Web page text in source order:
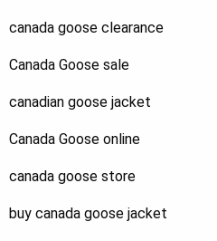
canada goose clearance
Canada Goose sale
canadian goose jacket
Canada Goose online
canada goose store
buy canada goose jacket